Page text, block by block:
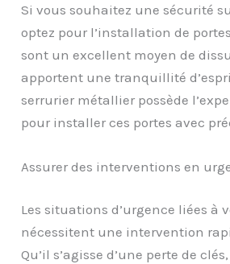
Si vous souhaitez une sécurité
optez pour l’installation de
sont un excellent moyen de
apportent une tranquillité
serrurier métallier possède
pour installer ces portes avec
Assurer des interventions en
Les situations d’urgence liées à
nécessitent une intervention
Qu’il s’agisse d’une perte de